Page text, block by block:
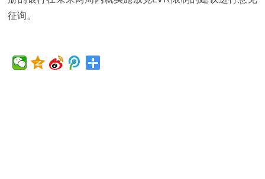
征询。